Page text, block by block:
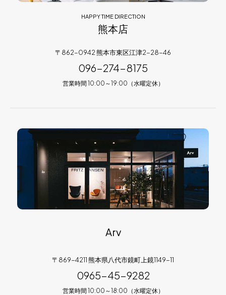
HAPPY TIME DIRECTION
熊本店
〒862-0942 熊本市東区江津2-28-46
096-274-8175
営業時間 10:00～19:00（水曜定休）
Arv
〒869-4211 熊本県八代市鏡町上鏡1149-11
0965-45-9282
営業時間 10:00～18:00（水曜定休）